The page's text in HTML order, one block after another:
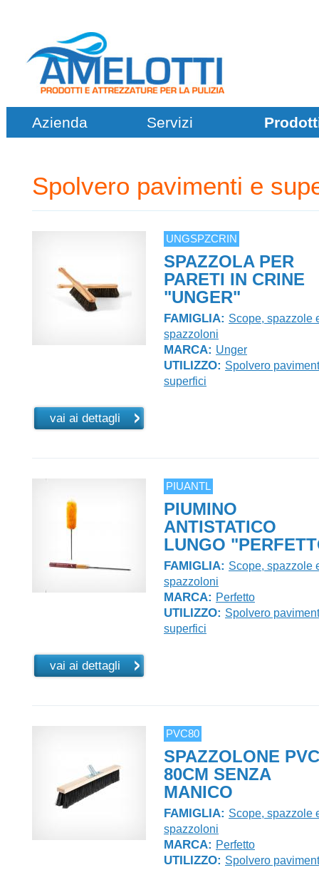
Azienda Servizi
Spolvero pavimenti e
UNGSPZCRIN
SPAZZOLA PER
PARETI IN CRINE
"UNGER"
FAMIGLIA: Scope, spazzole
spazzoloni
MARCA: Unger
UTILIZZO: Spolvero
superfici
vai ai dettagli
PIUANTL
PIUMINO
ANTISTATICO
LUNGO
FAMIGLIA: Scope, spazzole
spazzoloni
MARCA: Perfetto
UTILIZZO: Spolvero
superfici
vai ai dettagli
PVC80
SPAZZOLONE PVC
80CM SENZA
MANICO
FAMIGLIA: Scope, spazzole
spazzoloni
MARCA: Perfetto
UTILIZZO: Spolvero